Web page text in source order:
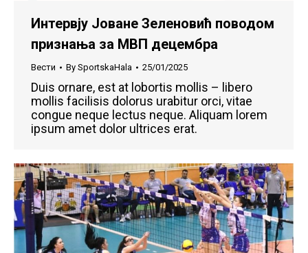
Интервју Јоване Зеленовић поводом
признања за МВП децембра
Вести By SportskaHala 25/01/2025
Duis ornare, est at lobortis mollis – libero
mollis facilisis dolorus urabitur orci, vitae
congue neque lectus neque. Aliquam lorem
ipsum amet dolor ultrices erat.